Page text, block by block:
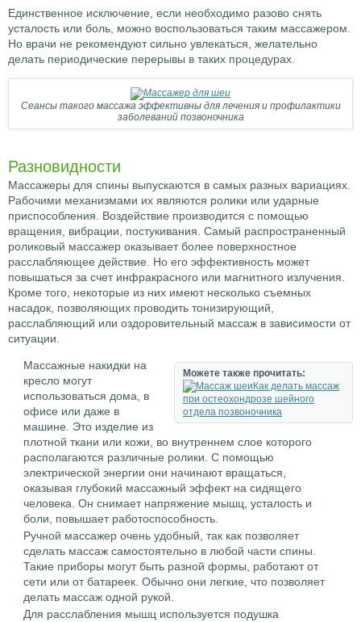
Единственное исключение, если необходимо разово снять
усталость или боль, можно воспользоваться таким массажером.
Но врачи не рекомендуют сильно увлекаться, желательно
делать периодические перерывы в таких процедурах.
Сеансы такого массажа эффективны для лечения и профилактики
заболеваний позвоночника
Разновидности
Массажеры для спины выпускаются в самых разных вариациях.
Рабочими механизмами их являются ролики или ударные
приспособления. Воздействие производится с помощью
вращения, вибрации, постукивания. Самый распространенный
роликовый массажер оказывает более поверхностное
расслабляющее действие. Но его эффективность может
повышаться за счет инфракрасного или магнитного излучения.
Кроме того, некоторые из них имеют несколько съемных
насадок, позволяющих проводить тонизирующий,
расслабляющий или оздоровительный массаж в зависимости от
ситуации.
Можете также прочитать:
Как делать массаж
при остеохондрозе шейного
отдела позвоночника
Массажные накидки на
кресло могут
использоваться дома, в
офисе или даже в
машине. Это изделие из
плотной ткани или кожи, во внутреннем слое которого
располагаются различные ролики. С помощью
электрической энергии они начинают вращаться,
оказывая глубокий массажный эффект на сидящего
человека. Он снимает напряжение мышц, усталость и
боли, повышает работоспособность.
Ручной массажер очень удобный, так как позволяет
сделать массаж самостоятельно в любой части спины.
Такие приборы могут быть разной формы, работают от
сети или от батареек. Обычно они легкие, что позволяет
делать массаж одной рукой.
Для расслабления мышц используется подушка